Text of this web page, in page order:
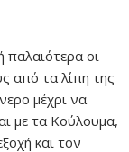
παλαιότερα οι
από τα λίπη της
μέχρι να
με τα Κούλουμα,
και τον